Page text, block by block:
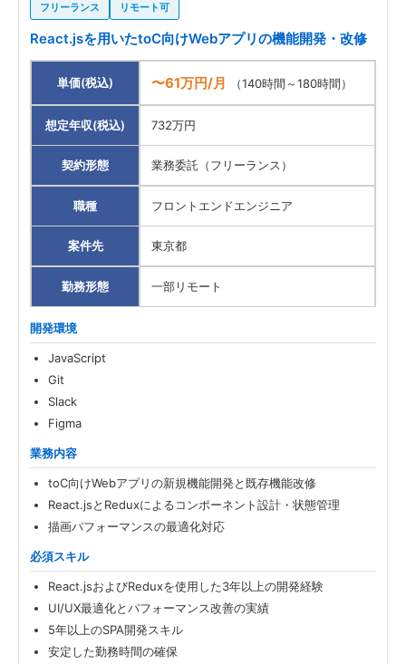
フリーランス リモート可
React.jsを用いたtoC向けWebアプリの機能開発・改修
単価(税込) 〜61万円/月 （140時間～180時間）
想定年収(税込) 732万円
契約形態 業務委託（フリーランス）
職種 フロントエンドエンジニア
案件先 東京都
勤務形態 一部リモート
開発環境
JavaScript
Git
Slack
Figma
業務内容
toC向けWebアプリの新規機能開発と既存機能改修
React.jsとReduxによるコンポーネント設計・状態管理
描画パフォーマンスの最適化対応
必須スキル
React.jsおよびReduxを使用した3年以上の開発経験
UI/UX最適化とパフォーマンス改善の実績
5年以上のSPA開発スキル
安定した勤務時間の確保